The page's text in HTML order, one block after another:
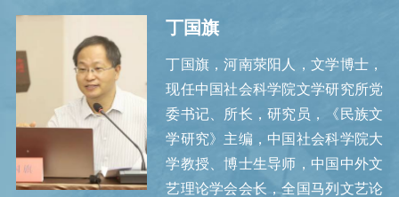
丁国旗
丁国旗，河南荥阳人，文学博士，
现任中国社会科学院文学研究所党
委书记、所长，研究员，《民族文
学研究》主编，中国社会科学院大
学教授、博士生导师，中国中外文
艺理论学会会长，全国马列文艺论
赵薇
汪尧翀